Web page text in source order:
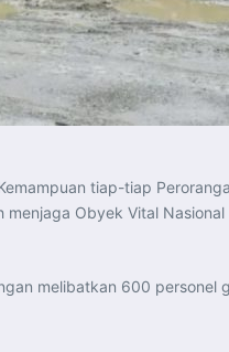
tiap-tiap
Obyek Vital
melibatkan 600 personel